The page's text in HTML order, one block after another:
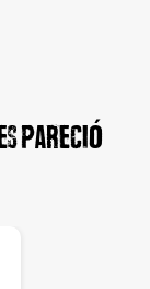
pareció